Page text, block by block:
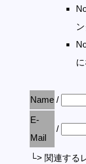
Name /
E-
Mail
/
└> 関連する